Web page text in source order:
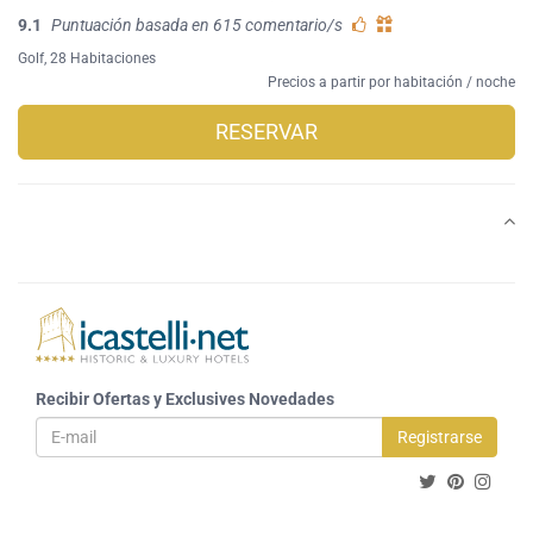
9.1
Puntuación basada en 615 comentario/s
Golf , 28 Habitaciones
Precios a partir por habitación / noche
RESERVAR
Recibir Ofertas y Exclusives Novedades
Registrarse